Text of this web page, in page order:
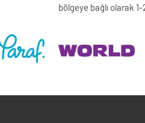
bölgeye bağlı olarak